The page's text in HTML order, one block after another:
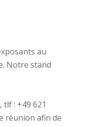
au
Notre stand
tlf : +49 621
réunion afin de